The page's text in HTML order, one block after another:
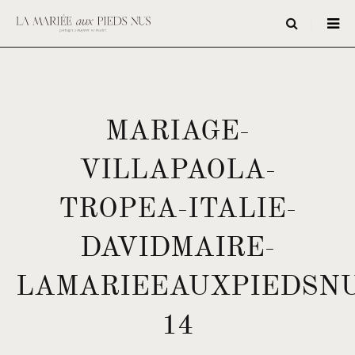
MARIAGE-
VILLAPAOLA-
TROPEA-ITALIE-
DAVIDMAIRE-
14